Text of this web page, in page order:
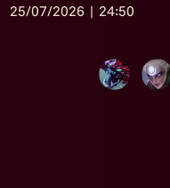
25/07/2026 | 24:50